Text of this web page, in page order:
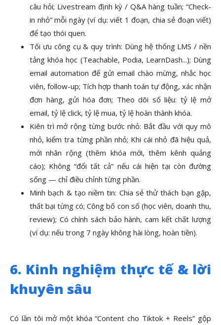
câu hỏi; Livestream định kỳ / Q&A hàng tuần; “Check-
in nhỏ” mỗi ngày (ví dụ: viết 1 đoạn, chia sẻ đoạn viết)
để tạo thói quen.
Tối ưu công cụ & quy trình: Dùng hệ thống LMS / nền
tảng khóa học (Teachable, Podia, LearnDash...); Dùng
email automation để gửi email chào mừng, nhắc học
viên, follow-up; Tích hợp thanh toán tự động, xác nhận
đơn hàng, gửi hóa đơn; Theo dõi số liệu: tỷ lệ mở
email, tỷ lệ click, tỷ lệ mua, tỷ lệ hoàn thành khóa.
Kiên trì mở rộng từng bước nhỏ: Bắt đầu với quy mô
nhỏ, kiểm tra từng phần nhỏ; Khi cái nhỏ đã hiệu quả,
mới nhân rộng (thêm khóa mới, thêm kênh quảng
cáo); Không “đổi tất cả” nếu cái hiện tại còn đường
sống — chỉ điều chỉnh từng phần.
Minh bạch & tạo niềm tin: Chia sẻ thử thách bạn gặp,
thất bại từng có; Công bố con số (học viên, doanh thu,
review); Có chính sách bảo hành, cam kết chất lượng
(ví dụ: nếu trong 7 ngày không hài lòng, hoàn tiền).
6. Kinh nghiệm thực tế & lời
khuyên sâu
Có lần tôi mở một khóa “Content cho Tiktok + Reels” gộp